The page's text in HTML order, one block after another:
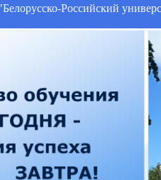
Российский